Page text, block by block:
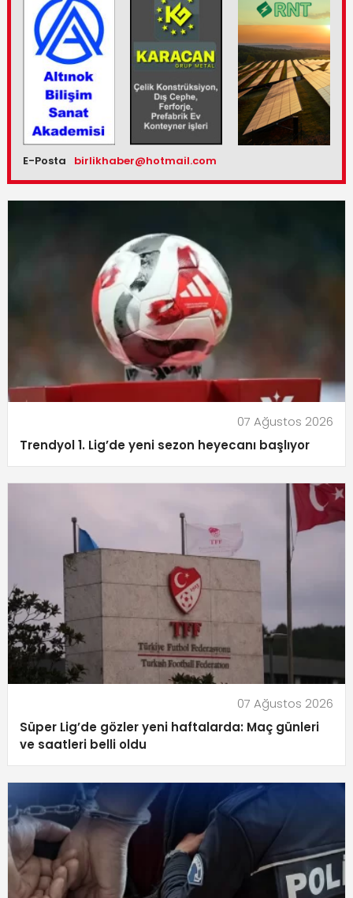
E-Posta birlikhaber@hotmail.com
07 Ağustos 2026
Trendyol 1. Lig’de yeni sezon heyecanı başlıyor
07 Ağustos 2026
Süper Lig’de gözler yeni haftalarda: Maç günleri
ve saatleri belli oldu